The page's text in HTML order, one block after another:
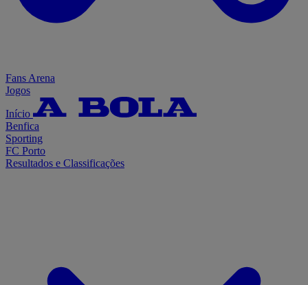
Fans Arena
Jogos
Início
Benfica
Sporting
FC Porto
Resultados e Classificações